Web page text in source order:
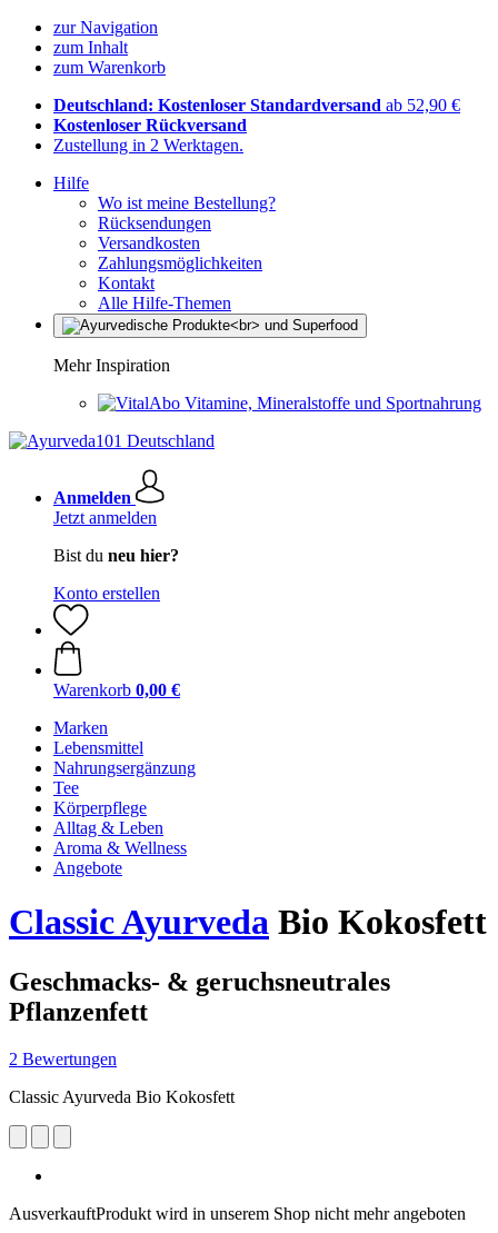
zur Navigation
zum Inhalt
zum Warenkorb
Deutschland: Kostenloser Standardversand ab 52,90 €
Kostenloser Rückversand
Zustellung in 2 Werktagen.
Hilfe
Wo ist meine Bestellung?
Rücksendungen
Versandkosten
Zahlungsmöglichkeiten
Kontakt
Alle Hilfe-Themen
Mehr Inspiration
Vitamine, Mineralstoffe und Sportnahrung
Anmelden
Jetzt anmelden
Bist du neu hier?
Konto erstellen
Warenkorb 0,00 €
Marken
Lebensmittel
Nahrungsergänzung
Tee
Körperpflege
Alltag & Leben
Aroma & Wellness
Angebote
Classic Ayurveda Bio Kokosfett
Geschmacks- & geruchsneutrales
Pflanzenfett
2 Bewertungen
Classic Ayurveda Bio Kokosfett
AusverkauftProdukt wird in unserem Shop nicht mehr angeboten